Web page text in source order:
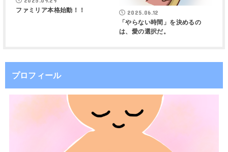
ファミリア本格始動！！ 2025.06.12
「やらない時間」を決めるの
は、愛の選択だ。
プロフィール